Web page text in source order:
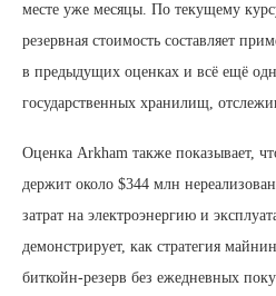
месте уже месяцы. По текущему
резервная стоимость составляет
в предыдущих оценках и всё ещё
государственных хранилищ,
Оценка Arkham также показывает,
держит около $344 млн
затрат на электроэнергию и
демонстрирует, как стратегия
биткойн-резерв без ежедневных